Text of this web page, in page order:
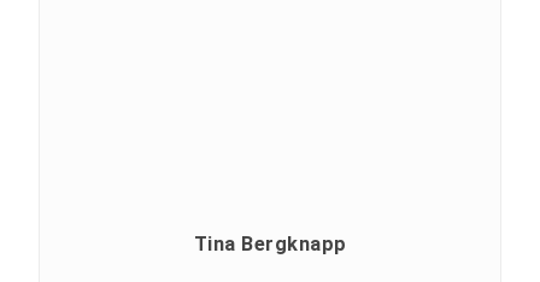
Tina Bergknapp